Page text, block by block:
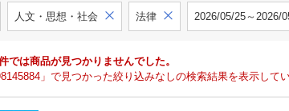
人文・思想・社会 法律 2026/05/25～2026/
では商品が見つかりませんでした。
」で見つかった絞り込みなしの検索結果を表示してい